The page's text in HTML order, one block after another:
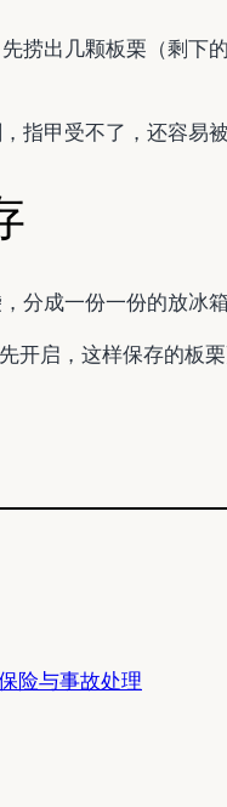
捞出几颗板栗（剩下
指甲受不了，还容易
分成一份一份的放冰
开启，这样保存的板栗
险与事故处理